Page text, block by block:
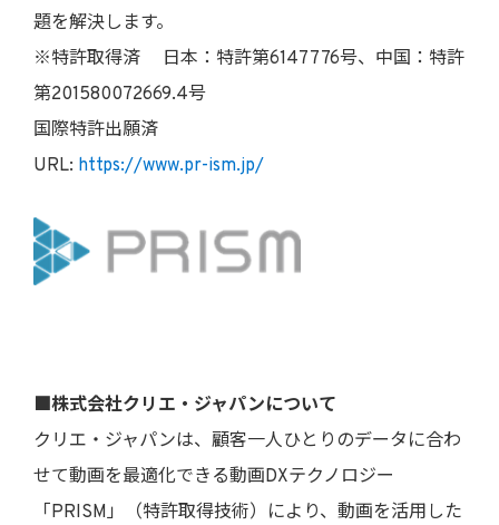
題を解決します。
※特許取得済 日本：特許第6147776号、中国：特許
第201580072669.4号
国際特許出願済
URL: https://www.pr-ism.jp/
■株式会社クリエ・ジャパンについて
クリエ・ジャパンは、顧客一人ひとりのデータに合わ
せて動画を最適化できる動画DXテクノロジー
「PRISM」（特許取得技術）により、動画を活用した